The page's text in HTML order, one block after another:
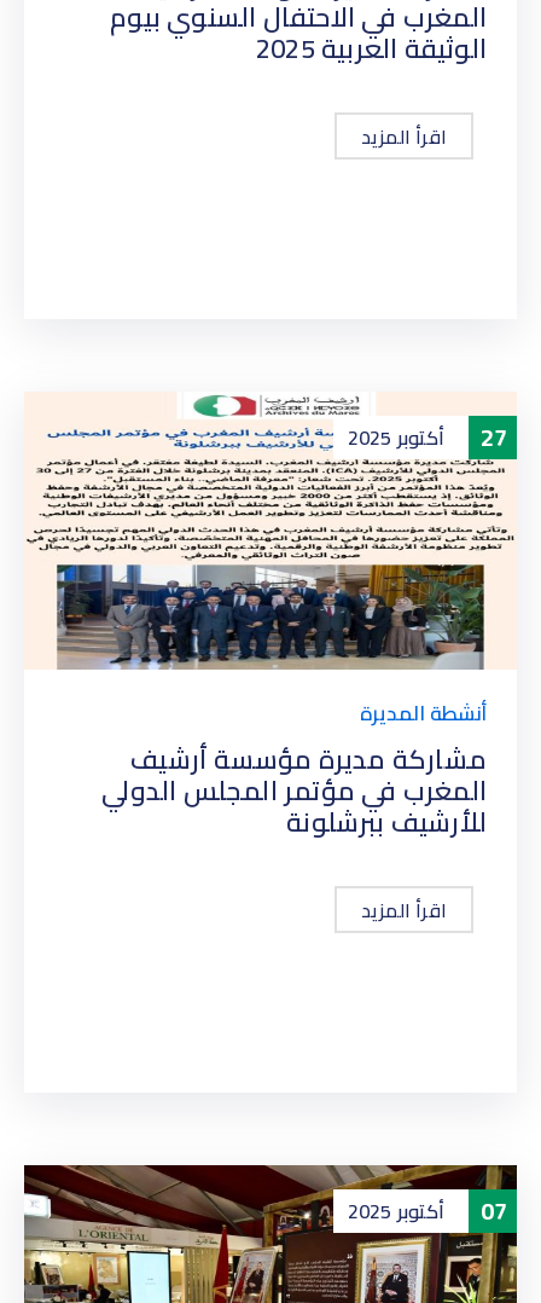
المغرب في الاحتفال السنوي بيوم
الوثيقة العربية 2025
اقرأ المزيد
27 أكتوبر 2025
أنشطة المديرة
مشاركة مديرة مؤسسة أرشيف
المغرب في مؤتمر المجلس الدولي
للأرشيف ببرشلونة
اقرأ المزيد
07 أكتوبر 2025